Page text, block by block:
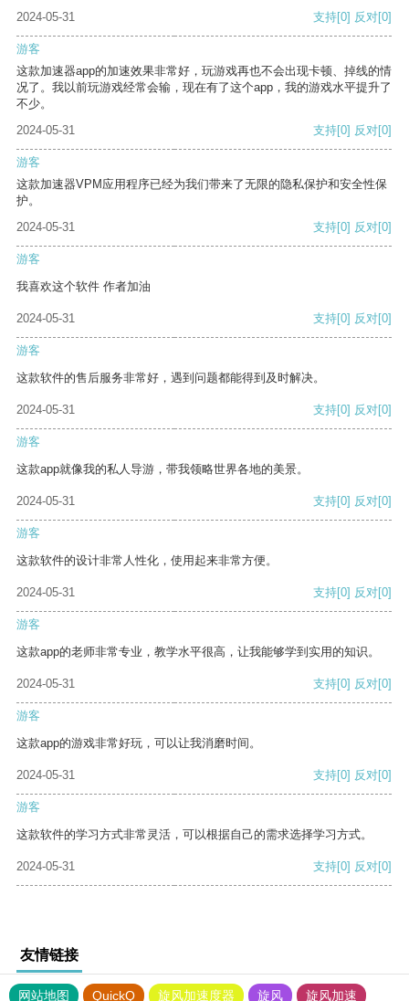
2024-05-31
支持[0] 反对[0]
游客
这款加速器app的加速效果非常好，玩游戏再也不会出现卡顿、掉线的情
况了。我以前玩游戏经常会输，现在有了这个app，我的游戏水平提升了
不少。
2024-05-31
支持[0] 反对[0]
游客
这款加速器VPM应用程序已经为我们带来了无限的隐私保护和安全性保
护。
2024-05-31
支持[0] 反对[0]
游客
我喜欢这个软件 作者加油
2024-05-31 支持[0] 反对[0]
游客
这款软件的售后服务非常好，遇到问题都能得到及时解决。
2024-05-31 支持[0] 反对[0]
游客
这款app就像我的私人导游，带我领略世界各地的美景。
2024-05-31 支持[0] 反对[0]
游客
这款软件的设计非常人性化，使用起来非常方便。
2024-05-31 支持[0] 反对[0]
游客
这款app的老师非常专业，教学水平很高，让我能够学到实用的知识。
2024-05-31 支持[0] 反对[0]
游客
这款app的游戏非常好玩，可以让我消磨时间。
2024-05-31 支持[0] 反对[0]
游客
这款软件的学习方式非常灵活，可以根据自己的需求选择学习方式。
2024-05-31 支持[0] 反对[0]
友情链接
网站地图 QuickQ 旋风加速度器 旋风 旋风加速